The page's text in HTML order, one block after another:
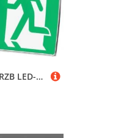
RZB Deckenleuchten RZB LED-Rettungszeichenleuchte 672839.002.F1